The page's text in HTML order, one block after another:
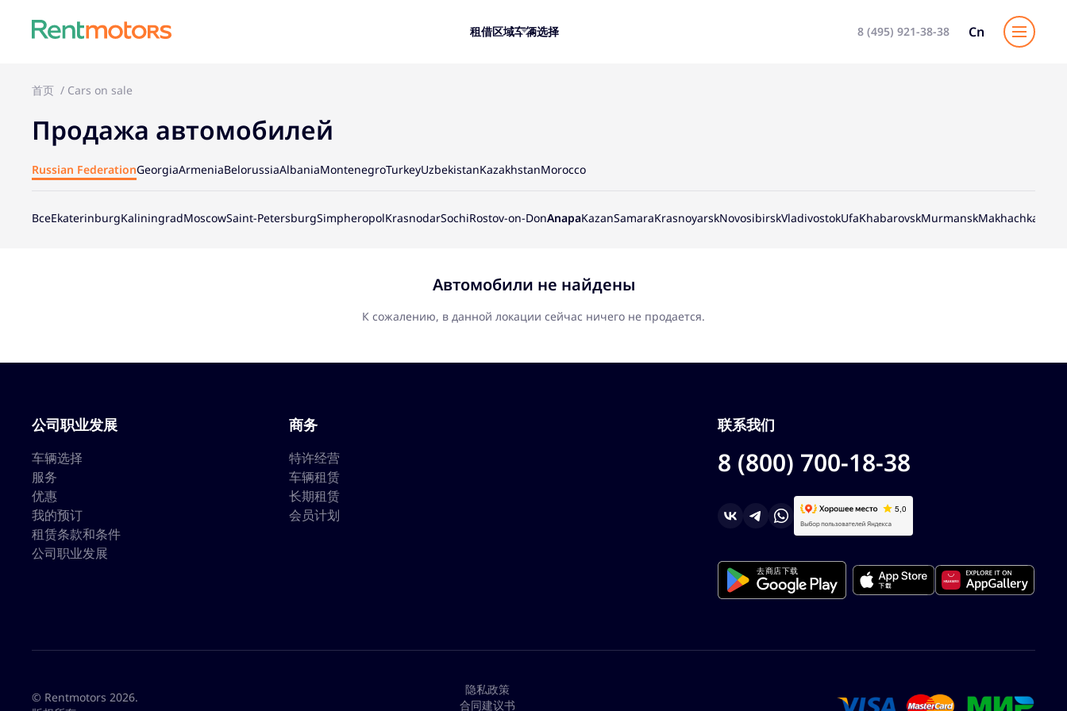
租借区域车辆选择 8 (495) 921-38-38 Cn
首页 Cars on sale
Продажа автомобилей
Russian FederationGeorgiaArmeniaBelorussiaAlbaniaMontenegroTurkeyUzbekistanKazakhstanMorocco
ВсеEkaterinburgKaliningradMoscowSaint-PetersburgSimpheropolKrasnodarSochiRostov-on-DonAnapaKazanSamaraKrasnoyarskNovosibirskVladivostokUfaKhabarovskMurmanskMakhachkala
Автомобили не найдены
К сожалению, в данной локации сейчас ничего не продается.
公司职业发展
车辆选择
服务
优惠
我的预订
租赁条款和条件
公司职业发展
商务
特许经营
车辆租赁
长期租赁
会员计划
联系我们
8 (800) 700-18-38
© Rentmotors 2026.
隐私政策
合同建议书